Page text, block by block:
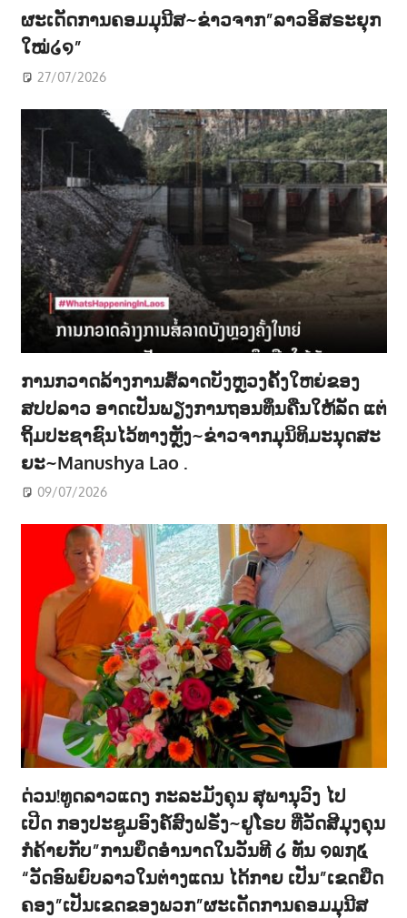
ຜະເດັດການຄອມມຸນີສ~ຂ່າວຈາກ”ລາວອິສຣະຍຸກ
ໃໝ່໒໑”
27/07/2026
ການກວາດລ້າງການສໍ້ລາດບັງຫຼວງຄັ້ງໃຫຍ່ຂອງ
ສປປລາວ ອາດເປັນພຽງການຖອນທຶນຄືນໃຫ້ລັດ ແຕ່
ຖິ້ມປະຊາຊົນໄວ້ທາງຫຼັງ~ຂ່າວຈາກມຸນິທິມະນຸດສະ
ຍະ~Manushya Lao .
09/07/2026
ດ່ວນ!ທູດລາວແດງ ກະລະມັງຄຸນ ສຸພານຸວົງ ໄປ
ເປີດ ກອງປະຊູມອົງຄ໌ສົງຝຣັ່ງ~ຢູໂຣບ ທີ່ວັດສີມຸງຄຸນ
ກໍຄ້າຍກັບ”ການຍຶດອຳນາດໃນວັນທີ ໒ ທັນ ໑໙໗໕
“ວັດອົພຍົບລາວໃນຕ່າງແດນ ໄດ້ກາຍ ເປັນ”ເຂດຍືດ
ຄອງ”ເປັນເຂດຂອງພວກ”ຜະເດັດການຄອມມຸນີສ